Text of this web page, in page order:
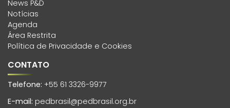
News P&D
Notícias
Agenda
Área Restrita
Política de Privacidade e Cookies
CONTATO
Telefone: +55 61 3326-9977
E-mail: pedbrasil@pedbrasil.org.br